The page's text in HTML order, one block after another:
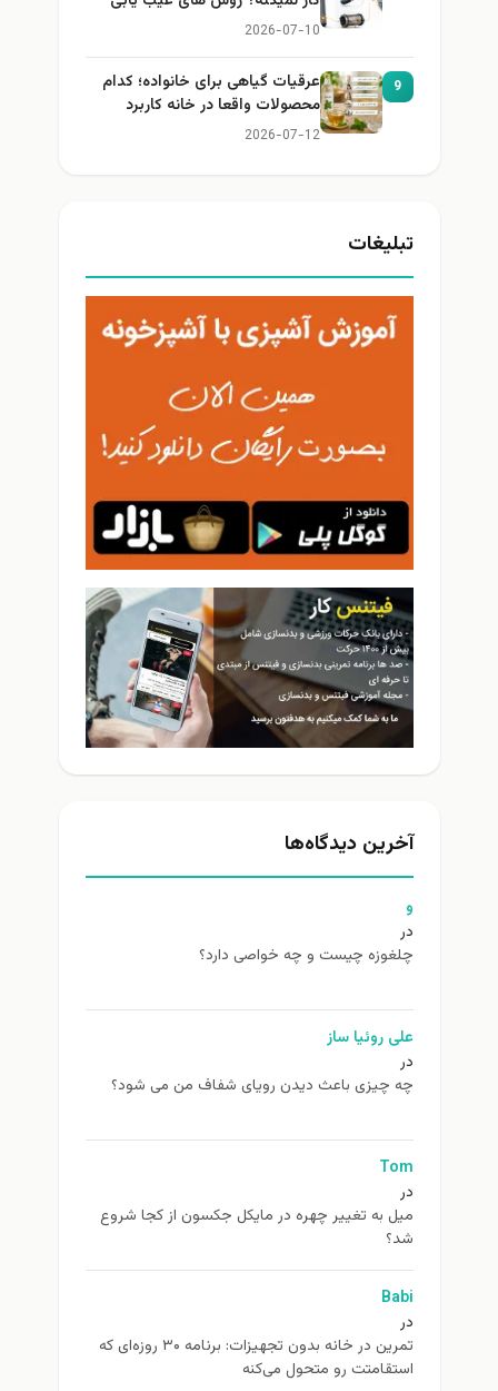
2026-07-10
9
عرقیات گیاهی برای خانواده؛ کدام
محصولات واقعا در خانه کاربرد
دارند؟
2026-07-12
تبلیغات
آخرین دیدگاه‌ها
و
در
چلغوزه چیست و چه خواصی دارد؟
علی روئیا ساز
در
چه چیزی باعث دیدن رویای شفاف من می شود؟
Tom
در
ميل به تغيير چهره در مایکل جکسون از كجا شروع
شد؟
Babi
در
تمرین در خانه بدون تجهیزات: برنامه ۳۰ روزه‌ای که
استقامتت رو متحول می‌کنه